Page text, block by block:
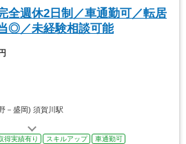
全週休2日制／車通勤可／転居
◎／未経験相談可能
－盛岡) 須賀川駅
得実績有り スキルアップ 車通勤可